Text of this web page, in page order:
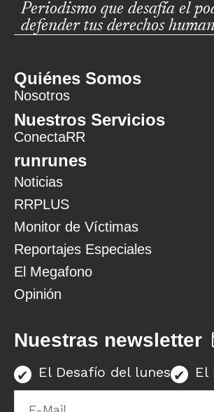
Periodismo que desafía el
defender tus derechos
Quiénes Somos
Nosotros
Nuestros Servicios
ConectaRR
runrunes
Noticias
RRPLUS
Monitor de Víctimas
Reportajes Especiales
El Megafono
Opinión
Nuestras newsletter
El Desafío del lunes El